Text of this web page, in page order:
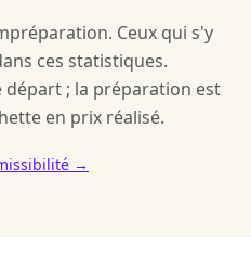
Ceux qui s'y
ces statistiques.
départ ; la préparation est
en prix réalisé.
→